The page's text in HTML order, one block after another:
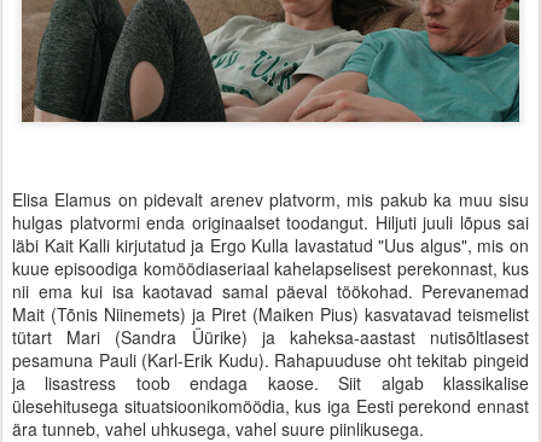
Elisa Elamus on pidevalt arenev platvorm, mis pakub ka muu sisu
hulgas platvormi enda originaalset toodangut. Hiljuti juuli lõpus sai
läbi Kait Kalli kirjutatud ja Ergo Kulla lavastatud "Uus algus", mis on
kuue episoodiga komöödiaseriaal kahelapselisest perekonnast, kus
nii ema kui isa kaotavad samal päeval töökohad. Perevanemad
Mait (Tõnis Niinemets) ja Piret (Maiken Pius) kasvatavad teismelist
tütart Mari (Sandra Üürike) ja kaheksa-aastast nutisõltlasest
pesamuna Pauli (Karl-Erik Kudu). Rahapuuduse oht tekitab pingeid
ja lisastress toob endaga kaose. Siit algab klassikalise
ülesehitusega situatsioonikomöödia, kus iga Eesti perekond ennast
ära tunneb, vahel uhkusega, vahel suure piinlikusega.